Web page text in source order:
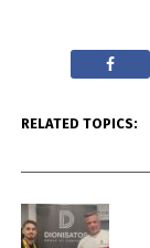
RELATED TOPICS: